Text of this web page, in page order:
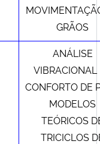
GRÃOS
ANÁLISE
VIBRACIONAL
CONFORTO DE
MODELOS
TEÓRICOS
TRICICLOS